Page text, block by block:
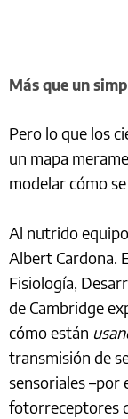
Más que un
Pero lo que los
un mapa
modelar cómo
Al nutrido
Albert Cardona.
Fisiología,
de Cambridge
cómo están
transmisión de
sensoriales –por
fotorreceptores